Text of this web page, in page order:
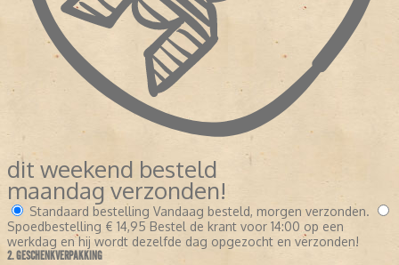
dit weekend besteld
maandag verzonden!
Standaard bestelling Vandaag besteld, morgen verzonden.
Spoedbestelling € 14,95 Bestel de krant voor 14:00 op een
werkdag en hij wordt dezelfde dag opgezocht en verzonden!
2. GESCHENKVERPAKKING